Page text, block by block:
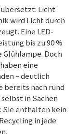
Licht
wird Licht durch
Eine LED-
bis zu 90 %
Doch
eine
– deutlich
bereits nach rund
in Sachen
Sie enthalten kein
in jede